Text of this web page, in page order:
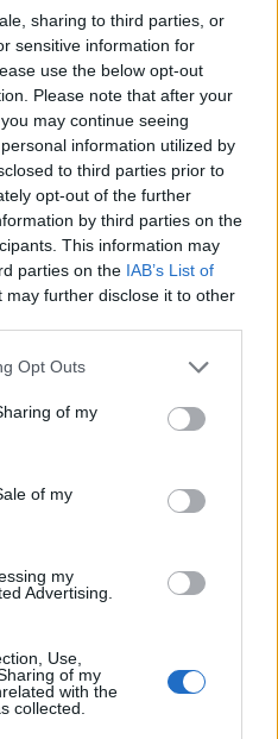
sharing to third parties, or
sensitive information for
use the below opt-out
Please note that after your
may continue seeing
information utilized by
to third parties prior to
opt-out of the further
by third parties on the
This information may
parties on the IAB’s List of
may further disclose it to other
Opt Outs
of my
of my
my
Advertising.
Use,
of my
with the
collected.
Mária-
rögzítette a